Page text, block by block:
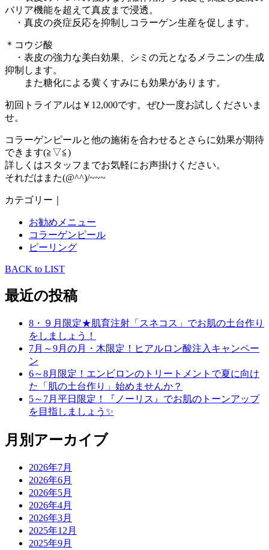
バリア機能を超えて真皮まで浸透。
・真皮の炎症反応を抑制しコラーゲン生産を促します。
＊コウジ酸
・表皮の強力な美白効果、シミの元となるメラニンの生成
抑制します。
また糖化による黄くすみにも効果があります。
初回トライアルは￥12,000です。ぜひ一度お試しくださいま
せ。
コラーゲンピールと他の施術を合わせるとさらに効果が期待
できます(≧▽≦)
詳しくはスタッフまでお気軽にお声掛けください。
それだはまた(@^^)/~~~
カテゴリー｜
お勧めメニュー
コラーゲンピール
ピーリング
BACK to LIST
最近の投稿
8・９月限定★肌育注射「スネコス」でお肌の土台作り
をしましょう！
7月～9月の月・木限定！ヒアルロン酸注入キャンペー
ン
6～8月限定！エンビロンのトリートメントで夏に向け
た「肌の土台作り」始めませんか？
5～7月平日限定！『ノーリス』でお肌のトーンアップ
を目指しましょう✨
月別アーカイブ
2026年7月
2026年6月
2026年5月
2026年4月
2026年3月
2025年12月
2025年9月